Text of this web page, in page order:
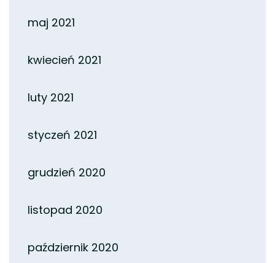
maj 2021
kwiecień 2021
luty 2021
styczeń 2021
grudzień 2020
listopad 2020
październik 2020